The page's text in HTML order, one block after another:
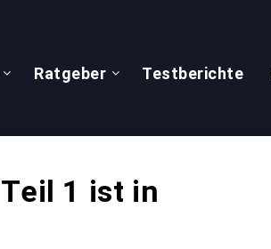
Ratgeber Testberichte
1 ist in